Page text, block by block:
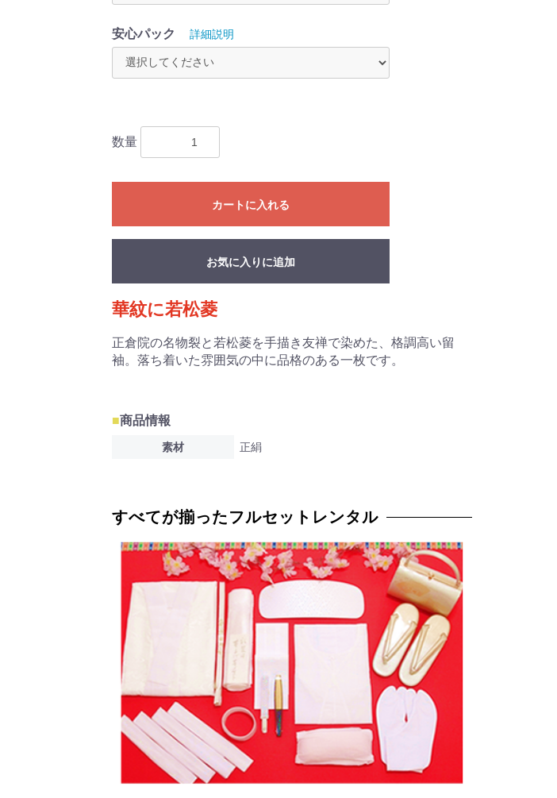
安心パック 詳細説明
数量
カートに入れる
お気に入りに追加
華紋に若松菱
正倉院の名物裂と若松菱を手描き友禅で染めた、格調高い留
袖。落ち着いた雰囲気の中に品格のある一枚です。
■商品情報
素材 正絹
すべてが揃ったフルセットレンタル